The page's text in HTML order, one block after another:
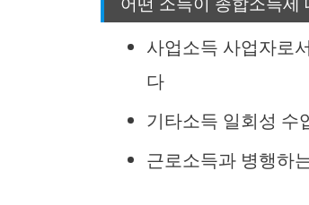
사업소득 사업자로
다
기타소득 일회성 수
근로소득과 병행하